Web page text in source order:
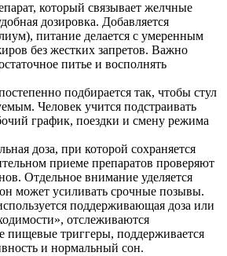
который связывает желчные
дозировка. Добавляется
питание делается с умеренным
без жестких запретов. Важно
питье и восполнять
подбирается так, чтобы стул
Человек учится подстраивать
график, поездки и смену режима
доза, при которой сохраняется
приеме препаратов проверяют
Отдельное внимание уделяется
он может усиливать срочные позывы.
поддерживающая доза или
отслеживаются
пищевые триггеры, поддерживается
и нормальный сон.